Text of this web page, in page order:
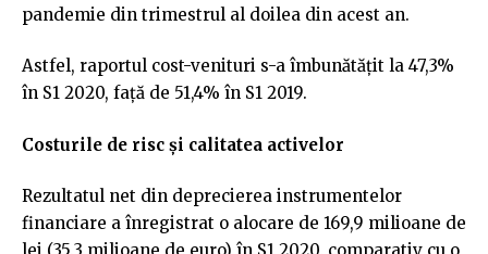
pandemie din trimestrul al doilea din acest an.
Astfel, raportul cost-venituri s-a îmbunătățit la 47,3%
în S1 2020, față de 51,4% în S1 2019.
Costurile de risc și calitatea activelor
Rezultatul net din deprecierea instrumentelor
financiare a înregistrat o alocare de 169,9 milioane de